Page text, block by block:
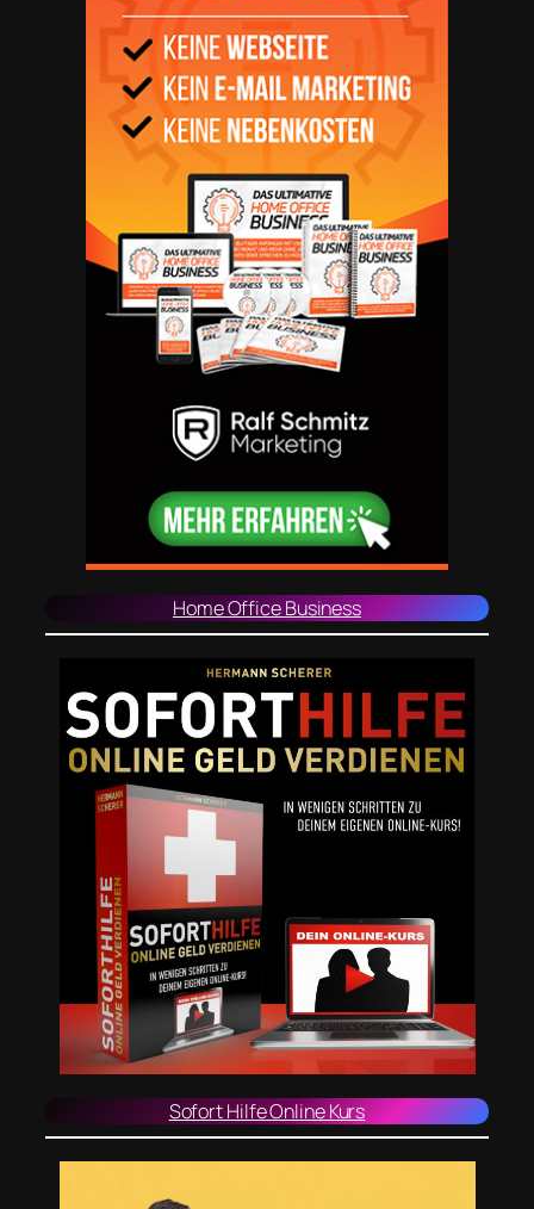
Home Office Business
Sofort Hilfe Online Kurs